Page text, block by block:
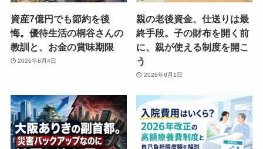
資産7億円でも節約を後
悔。優待生活の桐谷さんの
教訓と、お金の賞味期限
2026年8月4日
親の老後資金、仕送りは最
終手段。子の財布を開く前
に、親が使える制度を開こ
う
2026年8月1日